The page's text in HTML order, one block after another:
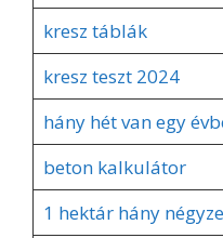
kresz táblák
kresz teszt 2024
hány hét van egy
beton kalkulátor
1 hektár hány